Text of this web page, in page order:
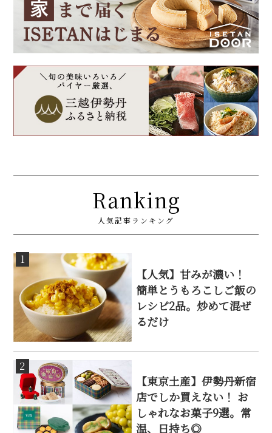
Ranking
人気記事ランキング
1
【人気】甘みが濃い！
簡単とうもろこしご飯の
レシピ2品。炒めて混ぜ
るだけ
2
【東京土産】伊勢丹新宿
店でしか買えない！ お
しゃれなお菓子9選。常
温、日持ち◎